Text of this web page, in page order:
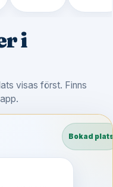
i
visas först. Finns
Bokad